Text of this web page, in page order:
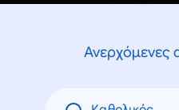
Ανερχόμενες